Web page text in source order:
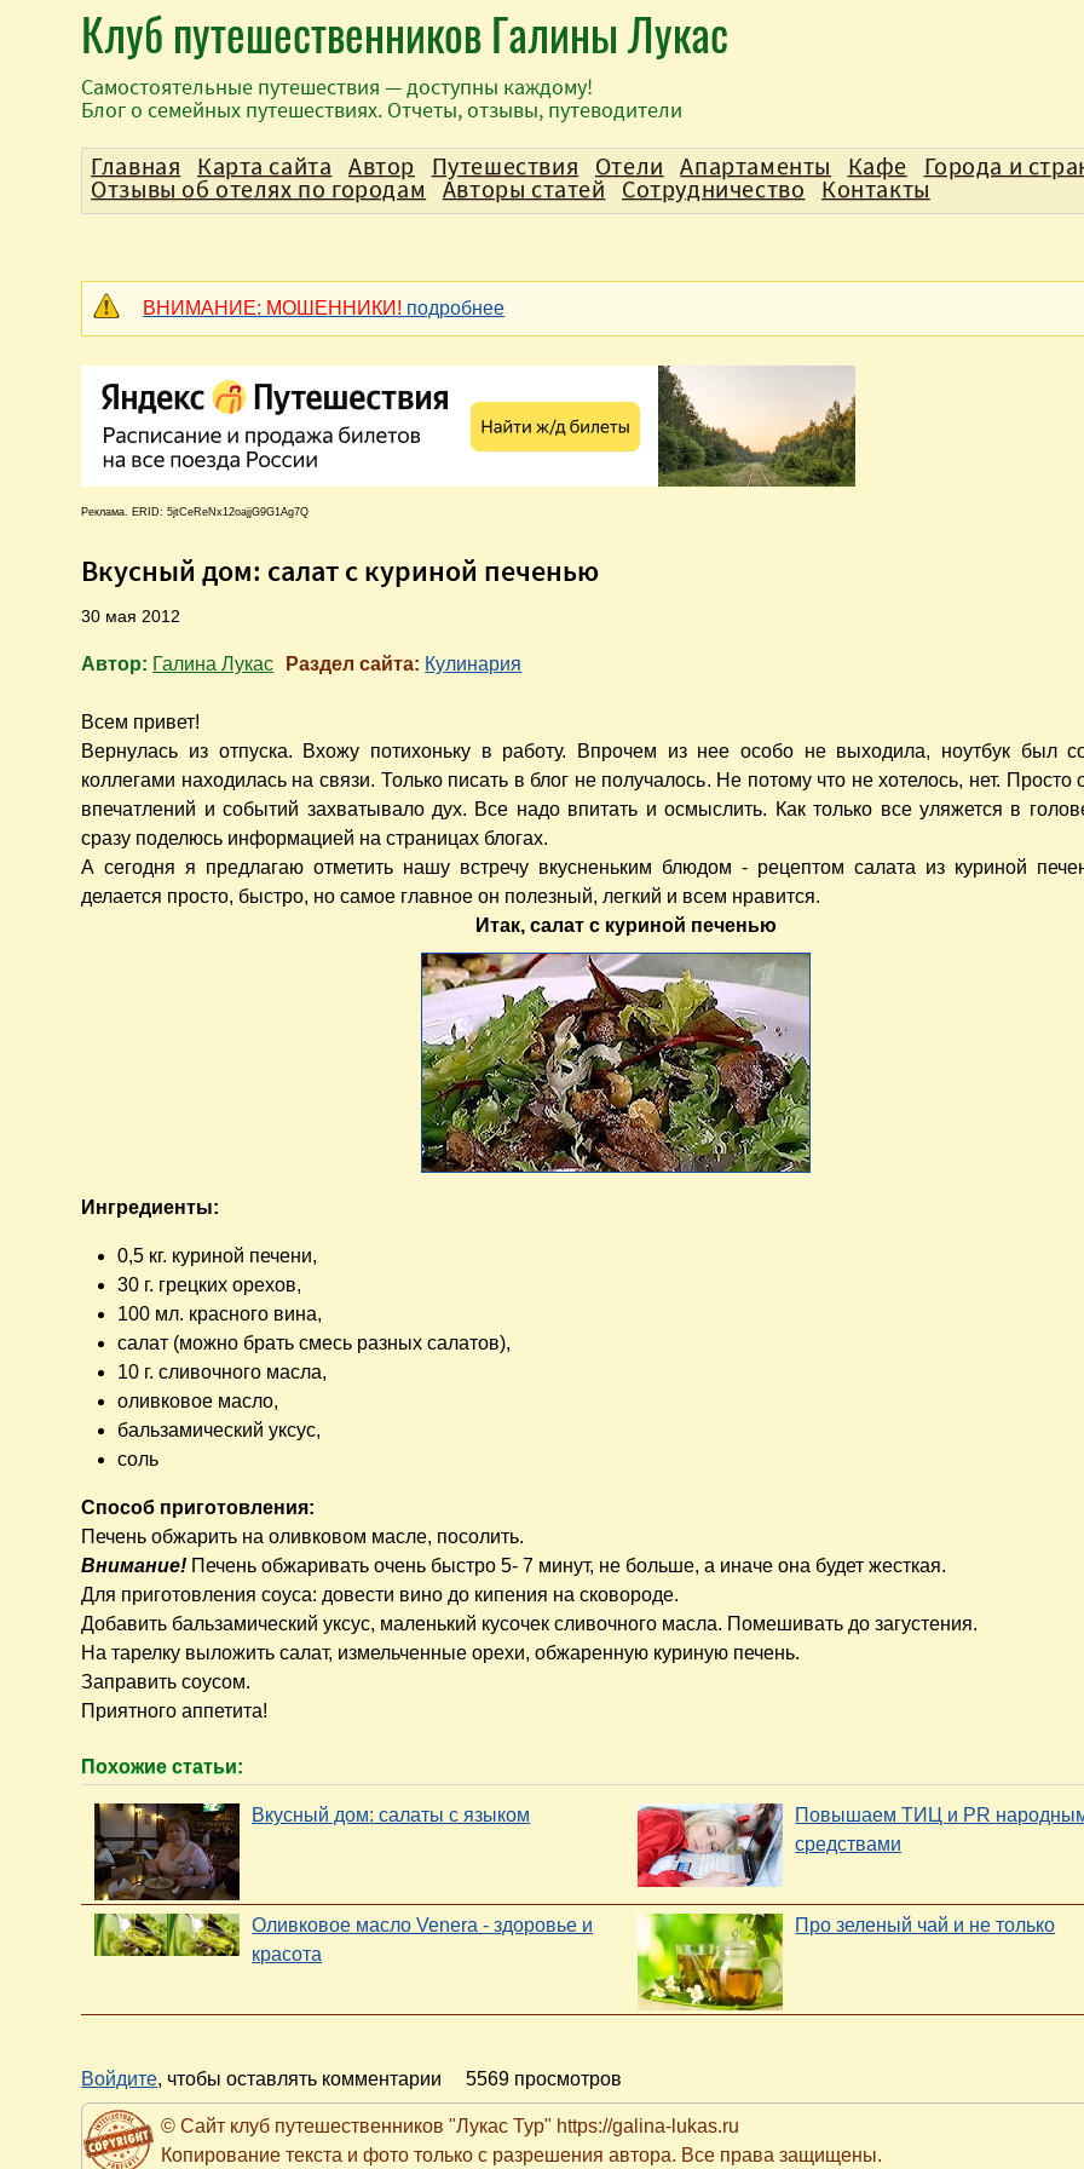
Клуб путешественников Галины Лукас
Самостоятельные путешествия — доступны каждому!
Блог о семейных путешествиях. Отчеты, отзывы, путеводители
ВНИМАНИЕ: МОШЕННИКИ! подробнее
Реклама. ERID: 5jtCeReNx12oajjG9G1Ag7Q
Вкусный дом: салат с куриной печенью
30 мая 2012
Автор: Галина Лукас Раздел сайта: Кулинария
Всем привет!
Вернулась из отпуска. Вхожу потихоньку в работу. Впрочем из нее особо не выходила, ноутбук был
коллегами находилась на связи. Только писать в блог не получалось. Не потому что не хотелось, нет. Просто
впечатлений и событий захватывало дух. Все надо впитать и осмыслить. Как только все уляжется в
сразу поделюсь информацией на страницах блогах.
А сегодня я предлагаю отметить нашу встречу вкусненьким блюдом - рецептом салата из куриной
делается просто, быстро, но самое главное он полезный, легкий и всем нравится.
Итак, салат с куриной печенью
Ингредиенты:
0,5 кг. куриной печени,
30 г. грецких орехов,
100 мл. красного вина,
салат (можно брать смесь разных салатов),
10 г. сливочного масла,
оливковое масло,
бальзамический уксус,
соль
Способ приготовления:
Печень обжарить на оливковом масле, посолить.
Внимание! Печень обжаривать очень быстро 5- 7 минут, не больше, а иначе она будет жесткая.
Для приготовления соуса: довести вино до кипения на сковороде.
Добавить бальзамический уксус, маленький кусочек сливочного масла. Помешивать до загустения.
На тарелку выложить салат, измельченные орехи, обжаренную куриную печень.
Заправить соусом.
Приятного аппетита!
Похожие статьи:
Вкусный дом: салаты с языком
Повышаем ТИЦ и PR
средствами
Оливковое масло Venera - здоровье и
красота
Про зеленый чай и не только
Войдите, чтобы оставлять комментарии 5569 просмотров
© Сайт клуб путешественников "Лукас Тур" https://galina-lukas.ru
Копирование текста и фото только с разрешения автора. Все права защищены.
Главная Карта сайта Автор Путешествия Отели Апартаменты Кафе Города и
Отзывы об отелях по городам Авторы статей Сотрудничество Контакты